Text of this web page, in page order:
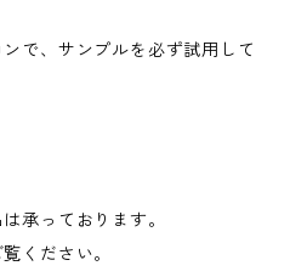
で、サンプルを必ず試用して
承っております。
ください。